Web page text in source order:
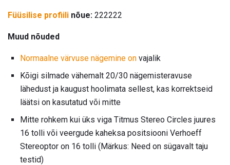
Füüsilise profiili nõue: 222222
Muud nõuded
Normaalne värvuse nägemine on vajalik
Kõigi silmade vähemalt 20/30 nägemisteravuse
lähedust ja kaugust hoolimata sellest, kas korrektseid
läätsi on kasutatud või mitte
Mitte rohkem kui üks viga Titmus Stereo Circles juures
16 tolli või veergude kaheksa positsiooni Verhoeff
Stereoptor on 16 tolli (Märkus: Need on sügavalt taju
testid)